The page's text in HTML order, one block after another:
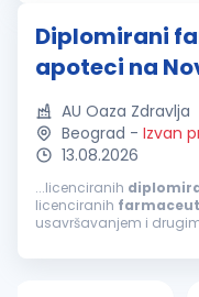
Diplomirani
apoteci na
AU Oaza Zdravlja
Beograd - Izvan
13.08.2026
...licenciranih
licenciranih
usavršavanjem i
ustanove su zaposleni